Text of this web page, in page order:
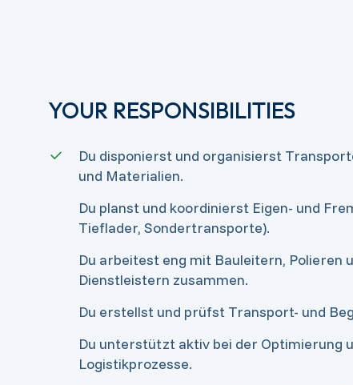
YOUR RESPONSIBILITIES
Du disponierst und organisierst
und Materialien.
Du planst und koordinierst Eigen- und
Tieflader, Sondertransporte).
Du arbeitest eng mit Bauleitern, Polieren
Dienstleistern zusammen.
Du erstellst und prüfst Transport- und
Du unterstützt aktiv bei der Optimierung
Logistikprozesse.